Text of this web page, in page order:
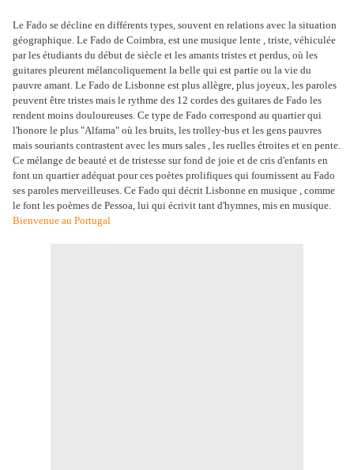
Le Fado se décline en différents types, souvent en relations avec la situation
géographique. Le Fado de Coimbra, est une musique lente , triste, véhiculée
par les étudiants du début de siècle et les amants tristes et perdus, où les
guitares pleurent mélancoliquement la belle qui est partie ou la vie du
pauvre amant. Le Fado de Lisbonne est plus allègre, plus joyeux, les paroles
peuvent être tristes mais le rythme des 12 cordes des guitares de Fado les
rendent moins douloureuses. Ce type de Fado correspond au quartier qui
l'honore le plus "Alfama" où les bruits, les trolley-bus et les gens pauvres
mais souriants contrastent avec les murs sales , les ruelles étroites et en pente.
Ce mélange de beauté et de tristesse sur fond de joie et de cris d'enfants en
font un quartier adéquat pour ces poètes prolifiques qui fournissent au Fado
ses paroles merveilleuses. Ce Fado qui décrit Lisbonne en musique , comme
le font les poèmes de Pessoa, lui qui écrivit tant d'hymnes, mis en musique.
Bienvenue au Portugal